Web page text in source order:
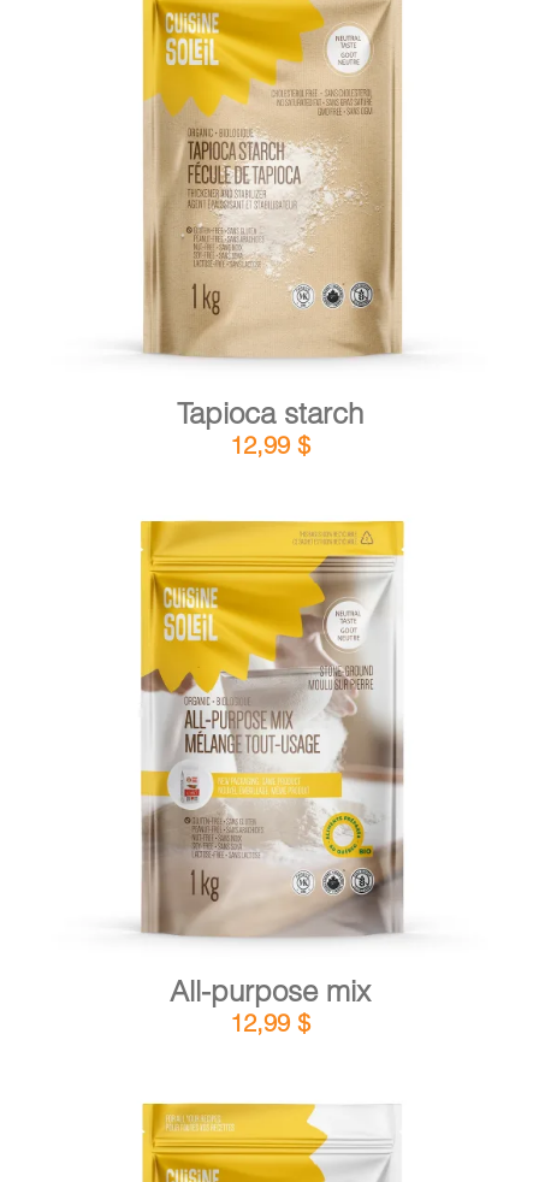
ADD TO CART / DETAILS
Tapioca starch
12,99 $
ADD TO CART / DETAILS
All-purpose mix
12,99 $